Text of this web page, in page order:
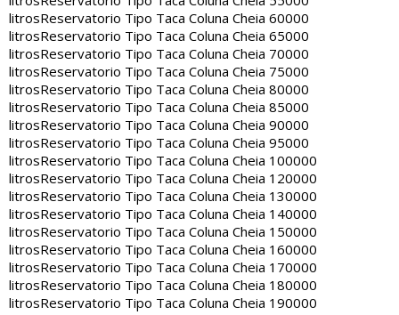
litrosReservatorio Tipo Taca Coluna Cheia 60000
litrosReservatorio Tipo Taca Coluna Cheia 65000
litrosReservatorio Tipo Taca Coluna Cheia 70000
litrosReservatorio Tipo Taca Coluna Cheia 75000
litrosReservatorio Tipo Taca Coluna Cheia 80000
litrosReservatorio Tipo Taca Coluna Cheia 85000
litrosReservatorio Tipo Taca Coluna Cheia 90000
litrosReservatorio Tipo Taca Coluna Cheia 95000
litrosReservatorio Tipo Taca Coluna Cheia 100000
litrosReservatorio Tipo Taca Coluna Cheia 120000
litrosReservatorio Tipo Taca Coluna Cheia 130000
litrosReservatorio Tipo Taca Coluna Cheia 140000
litrosReservatorio Tipo Taca Coluna Cheia 150000
litrosReservatorio Tipo Taca Coluna Cheia 160000
litrosReservatorio Tipo Taca Coluna Cheia 170000
litrosReservatorio Tipo Taca Coluna Cheia 180000
litrosReservatorio Tipo Taca Coluna Cheia 190000